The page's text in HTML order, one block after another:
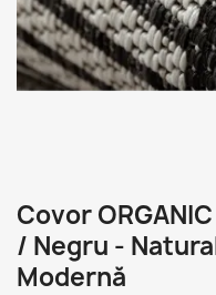
Covor
/ Negru -
Modernă